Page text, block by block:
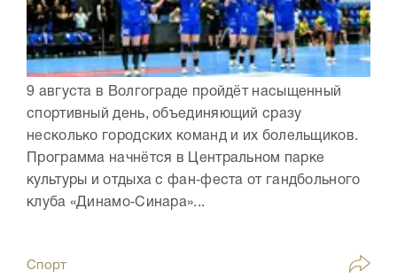
9 августа в Волгограде пройдёт насыщенный
спортивный день, объединяющий сразу
несколько городских команд и их болельщиков.
Программа начнётся в Центральном парке
культуры и отдыха с фан‑феста от гандбольного
клуба «Динамо‑Синара»...
Спорт